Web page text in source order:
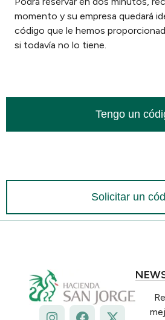
momento y su empresa quedará
código que le hemos
si todavía no lo tiene.
Tengo un
Solicitar un